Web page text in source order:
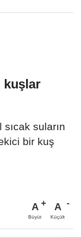
kuşlar
suların
bir kuş
A
Büyüt
A
Küçült